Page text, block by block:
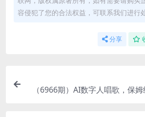
容侵犯了您的合法权益，可联系我们进行处
分享
（6966期）AI数字人唱歌，保